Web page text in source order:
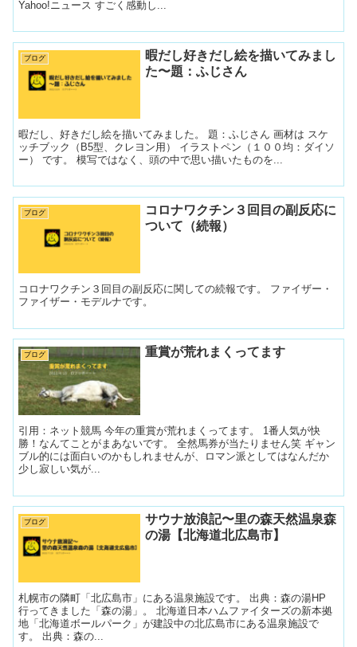
Yahoo!ニュース すごく感動し...
ブログ
暇だし好きだし絵を描いてみまし
た〜題：ふじさん
暇だし、好きだし絵を描いてみました。 題：ふじさん 画材は スケ
ッチブック（B5型、クレヨン用） イラストペン（１００均：ダイソ
ー） です。 模写ではなく、頭の中で思い描いたものを...
ブログ
コロナワクチン３回目の副反応に
ついて（続報）
コロナワクチン３回目の副反応に関しての続報です。 ファイザー・
ファイザー・モデルナです。
ブログ 重賞が荒れまくってます
引用：ネット競馬 今年の重賞が荒れまくってます。 1番人気が快
勝！なんてことがまあないです。 全然馬券が当たりません笑 ギャン
ブル的には面白いのかもしれませんが、ロマン派としてはなんだか
少し寂しい気が...
ブログ
サウナ放浪記〜里の森天然温泉森
の湯【北海道北広島市】
札幌市の隣町「北広島市」にある温泉施設です。 出典：森の湯HP
行ってきました「森の湯」。 北海道日本ハムファイターズの新本拠
地「北海道ボールパーク」が建設中の北広島市にある温泉施設で
す。 出典：森の...